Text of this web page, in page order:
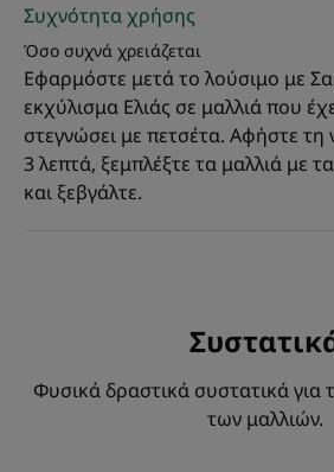
Οφέλη της υφής
Πλούσια, κρεμώδης σύνθεση.
Άρωμα της σύνθεσης
Άρωμα λουλουδιών
*Εκχύλισμα καρπού ελιάς.
Συχνότητα χρήσης
Όσο συχνά χρειάζεται
Εφαρμόστε μετά το λούσιμο με
εκχύλισμα Ελιάς σε μαλλιά που
στεγνώσει με πετσέτα. Αφήστε τη
3 λεπτά, ξεμπλέξτε τα μαλλιά με
και ξεβγάλτε.
Φυσικά δραστικά συστατικά για
των μαλλιών.